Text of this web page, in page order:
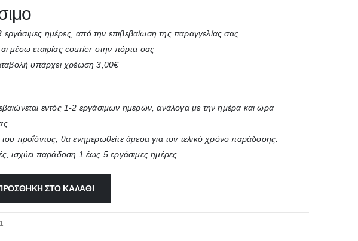
ημέρες, από την επιβεβαίωση της παραγγελίας σας.
μέσω εταιρίας courier στην πόρτα σας
υπάρχει χρέωση 3,00€
εντός 1-2 εργάσιμων ημερών, ανάλογα με την ημέρα και ώρα
προΐόντος, θα ενημερωθείτε άμεσα για τον τελικό χρόνο παράδοσης.
ισχύει παράδοση 1 έως 5 εργάσιμες ημέρες.
ΣΤΟ ΚΑΛΆΘΙ